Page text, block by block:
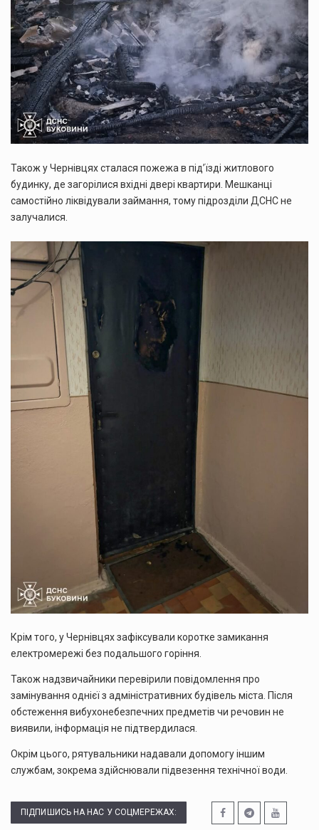
Також у Чернівцях сталася пожежа в під’їзді житлового
будинку, де загорілися вхідні двері квартири. Мешканці
самостійно ліквідували займання, тому підрозділи ДСНС не
залучалися.
Крім того, у Чернівцях зафіксували коротке замикання
електромережі без подальшого горіння.
Також надзвичайники перевірили повідомлення про
замінування однієї з адміністративних будівель міста. Після
обстеження вибухонебезпечних предметів чи речовин не
виявили, інформація не підтвердилася.
Окрім цього, рятувальники надавали допомогу іншим
службам, зокрема здійснювали підвезення технічної води.
ПІДПИШИСЬ НА НАС У СОЦМЕРЕЖАХ: